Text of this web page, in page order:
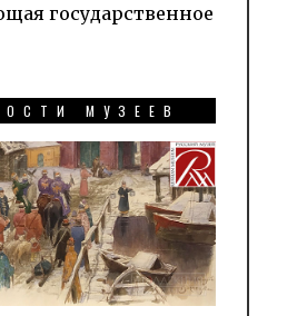
государственное
МУЗЕЕВ